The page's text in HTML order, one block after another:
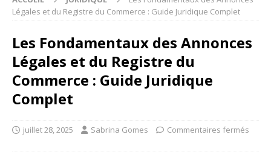
Légales et du Registre du Commerce : Guide Juridique Complet
Les Fondamentaux des Annonces
Légales et du Registre du
Commerce : Guide Juridique
Complet
juillet 28, 2025 Sabrina Gomes Commentaires fermés